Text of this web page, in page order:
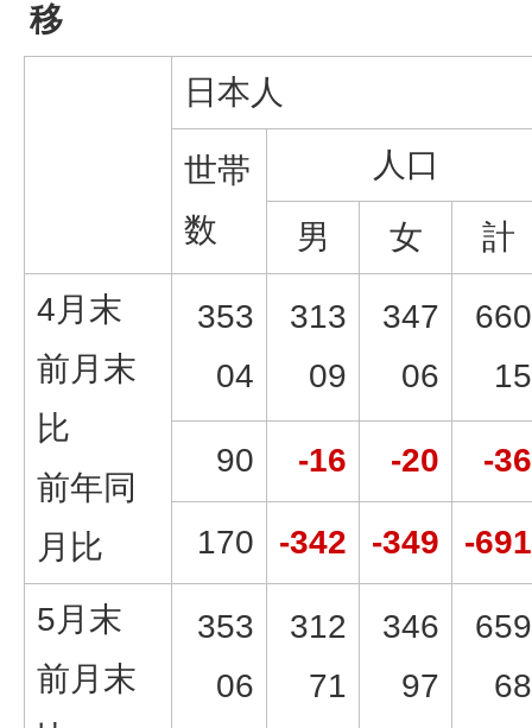
移
日本人
世帯
数
人口
男
女
計
4月末
前月末
比
前年同
月比
353
04
313
09
347
06
660
15
90 -16 -20 -36
170 -342 -349 -691
5月末
前月末
353
06
312
71
346
97
659
68